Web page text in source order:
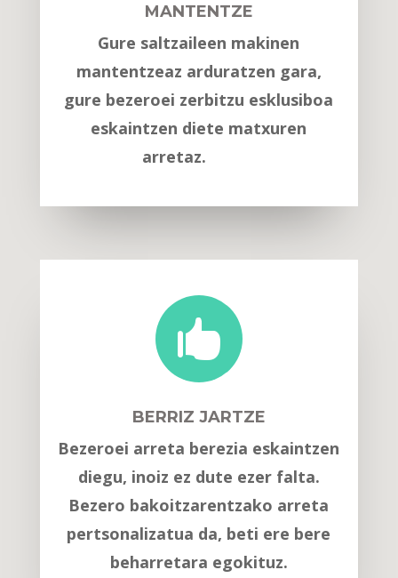
MANTENTZE
Gure saltzaileen makinen
mantentzeaz arduratzen gara,
gure bezeroei zerbitzu esklusiboa
eskaintzen diete matxuren
arretaz.

BERRIZ JARTZE
Bezeroei arreta berezia eskaintzen
diegu, inoiz ez dute ezer falta.
Bezero bakoitzarentzako arreta
pertsonalizatua da, beti ere bere
beharretara egokituz.